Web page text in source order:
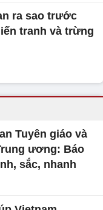
ra sao trước
tranh và trừng
Tuyên giáo và
ương: Báo
sắc, nhanh